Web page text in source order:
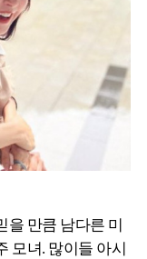
만큼 남다른 미
모녀. 많이들 아시